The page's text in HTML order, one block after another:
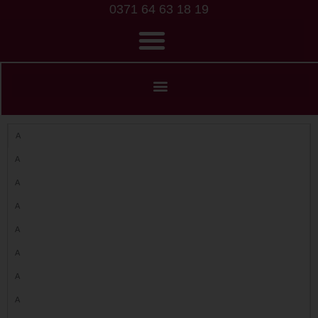
0371 64 63 18 19
A
A
A
A
A
A
A
A